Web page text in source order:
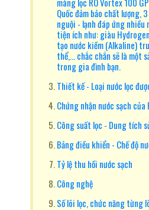
Quốc đảm bảo chất lượng,
nguội - lạnh đáp ứng nhiều
tiện ích như: giàu
tạo nước kiềm (Alkaline)
thể,... chắc chắn sẽ là một
trong gia đình bạn.
Thiết kế - Loại nước lọc
Chứng nhận nước sạch của
Công suất lọc - Dung tích
Bảng điều khiển - Chế độ
Tỷ lệ thu hồi nước sạch
Công nghệ
Số lõi lọc, chức năng từng